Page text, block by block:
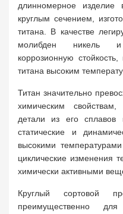
длинномерное изделие
круглым сечением,
титана. В качестве
молибден никель
коррозионную
титана высоким
Титан значительно
химическим
детали из его сплавов
статические и
высокими
циклические изменения
химически активными
Круглый сортовой
преимущественно для